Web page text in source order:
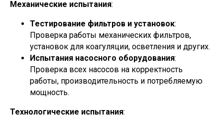
Механические испытания:
Тестирование фильтров и установок:
Проверка работы механических фильтров,
установок для коагуляции, осветления и других.
Испытания насосного оборудования:
Проверка всех насосов на корректность
работы, производительность и потребляемую
мощность.
Технологические испытания: